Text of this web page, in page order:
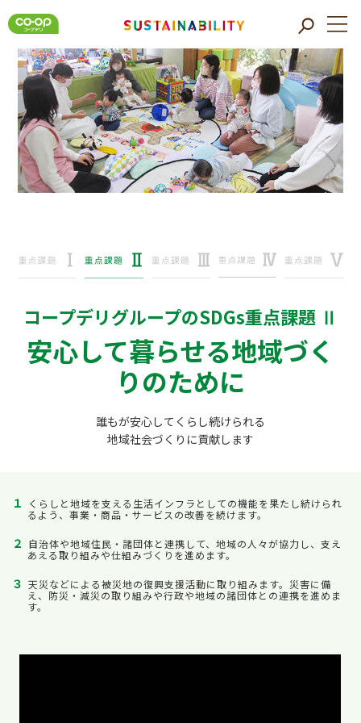
コープデリグループのSDGs重点課題 Ⅱ
安心して暮らせる地域づく
りのために
誰もが安心してくらし続けられる
地域社会づくりに貢献します
１
くらしと地域を支える生活インフラとしての機能を果たし続けられ
るよう、事業・商品・サービスの改善を続けます。
２ 自治体や地域住民・諸団体と連携して、地域の人々が協力し、支え
あえる取り組みや仕組みづくりを進めます。
３ 天災などによる被災地の復興支援活動に取り組みます。災害に備
え、防災・減災の取り組みや行政や地域の諸団体との連携を進めま
す。